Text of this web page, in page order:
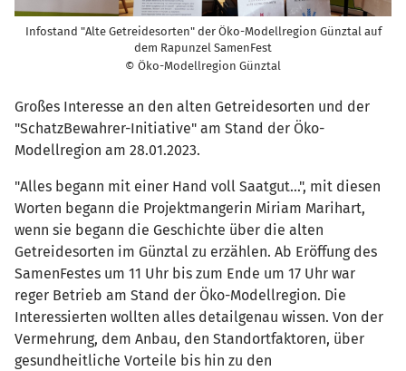
Infostand "Alte Getreidesorten" der Öko-Modellregion Günztal auf
dem Rapunzel SamenFest
© Öko-Modellregion Günztal
Großes Interesse an den alten Getreidesorten und der
"SchatzBewahrer-Initiative" am Stand der Öko-
Modellregion am 28.01.2023.
"Alles begann mit einer Hand voll Saatgut...", mit diesen
Worten begann die Projektmangerin Miriam Marihart,
wenn sie begann die Geschichte über die alten
Getreidesorten im Günztal zu erzählen. Ab Eröffung des
SamenFestes um 11 Uhr bis zum Ende um 17 Uhr war
reger Betrieb am Stand der Öko-Modellregion. Die
Interessierten wollten alles detailgenau wissen. Von der
Vermehrung, dem Anbau, den Standortfaktoren, über
gesundheitliche Vorteile bis hin zu den